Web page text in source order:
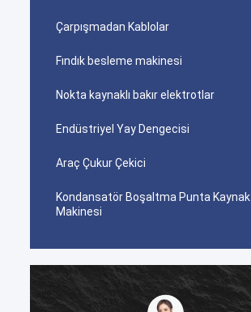
Çarpışmadan Kablolar
Fındık besleme makinesi
Nokta kaynaklı bakır elektrotlar
Endüstriyel Yay Dengecisi
Araç Çukur Çekici
Kondansatör Boşaltma Punta Kaynak
Makinesi